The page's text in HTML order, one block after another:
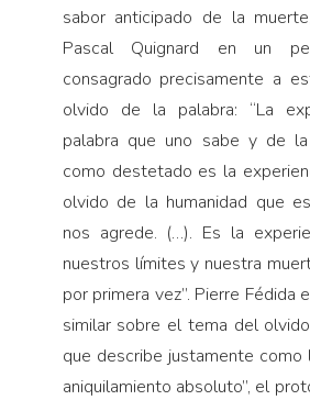
sabor anticipado de la
Pascal Quignard en un
consagrado precisamente a
olvido de la palabra: “La
palabra que uno sabe y de
como destetado es la
olvido de la humanidad que
nos agrede. (…). Es la
nuestros límites y nuestra
por primera vez”. Pierre Fédida
similar sobre el tema del
que describe justamente como
aniquilamiento absoluto”, el